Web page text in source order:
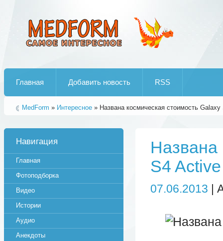
Главная Добавить новость RSS
MedForm » Интересное » Названа космическая стоимость
Названа
S4 Active
07.06.2013 |
Навигация
Главная
Фотоподборка
Видео
Истории
Аудио
Анекдоты